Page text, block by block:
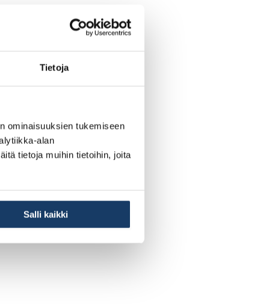
Tietoja
ominaisuuksien tukemiseen
alan
tietoja muihin tietoihin, joita
Salli kaikki